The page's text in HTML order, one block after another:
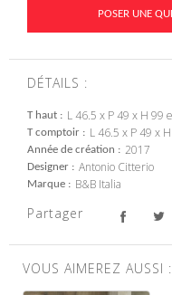
POSER UNE
DÉTAILS :
T haut L 46.5 x P 49 x H 99
T comptoir L 46.5 x P 49 x
Année de création 2017
Designer Antonio Citterio
Marque B&B Italia
Partager
VOUS AIMEREZ AUSSI :